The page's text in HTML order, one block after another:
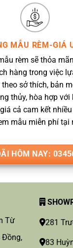
MẪU RÈM-GIÁ
rèm sẽ thỏa
hàng trong việc
sở thích, bản
thủy, hòa hợp với
cả cam kết
mẫu miễn phí tại
HÔM NAY:
Từ
Đồng,
281
83